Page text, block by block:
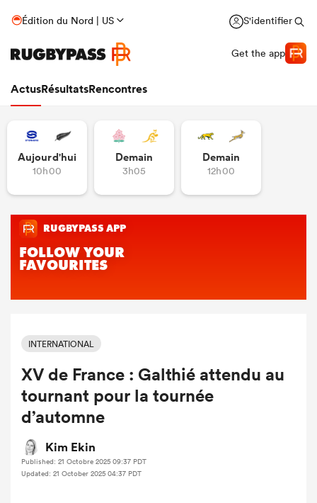
Édition du Nord | US S'identifier
Get the app
ActusRésultatsRencontres
Aujourd'hui
10h00
Demain
3h05
Demain
12h00
INTERNATIONAL
XV de France : Galthié attendu au
tournant pour la tournée
d’automne
Kim Ekin
Published: 21 Octobre 2025 09:37 PDT
Updated: 21 October 2025 04:37 PDT